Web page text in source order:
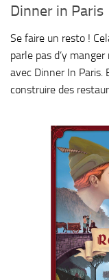
Dinner in Paris
Se faire un resto !
parle pas d’y
avec Dinner In Paris.
construire des